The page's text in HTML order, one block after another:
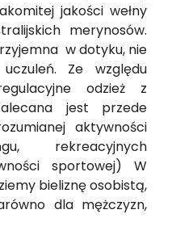
jakości wełny
merynosów.
w dotyku, nie
Ze względu
odzież z
jest przede
aktywności
rekreacyjnych
sportowej) W
bieliznę osobistą,
dla mężczyzn,